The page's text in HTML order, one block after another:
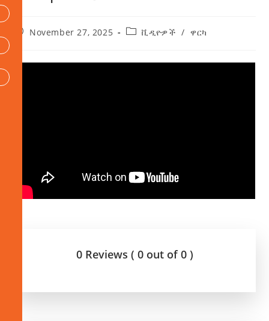
November 27, 2025 ቪዲዮዎች / ዋርካ
0 Reviews ( 0 out of 0 )